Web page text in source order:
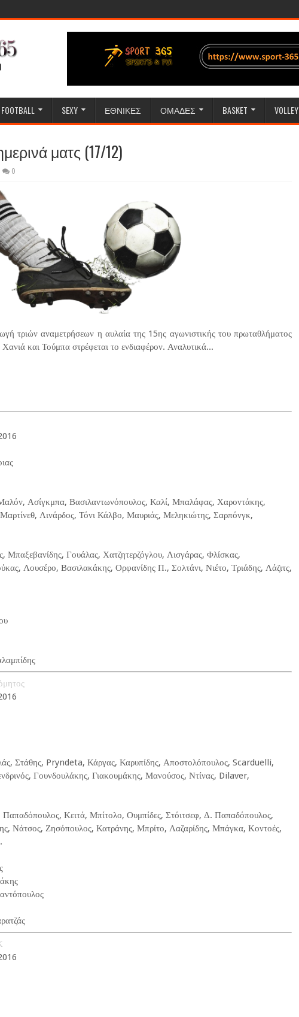
FOOTBALL SEXY ΕΘΝΙΚΕΣ ΟΜΑΔΕΣ BASKET VOLLEY
ματς (17/12)
0
τριών αναμετρήσεων η αυλαία της 15ης αγωνιστικής του πρωταθλήματος
και Τούμπα στρέφεται το ενδιαφέρον. Αναλυτικά...
Ασίγκμπα, Βασιλαντωνόπουλος, Καλί, Μπαλάφας, Χαροντάκης,
Λινάρδος, Τόνι Κάλβο, Μαυριάς, Μεληκιώτης, Σαρπόνγκ,
Μπαξεβανίδης, Γουάλας, Χατζητερζόγλου, Λισγάρας, Φλίσκας,
Λουσέρο, Βασιλακάκης, Ορφανίδης Π., Σολτάνι, Νιέτο, Τριάδης, Λάζιτς,
Στάθης, Pryndeta, Κάργας, Καρυπίδης, Αποστολόπουλος, Scarduelli,
Γουνδουλάκης, Γιακουμάκης, Μανούσος, Ντίνας, Dilaver,
Κειτά, Μπίτολο, Ουμπίδες, Στόιτσεφ, Δ. Παπαδόπουλος,
Νάτσος, Ζησόπουλος, Κατράνης, Μπρίτο, Λαζαρίδης, Μπάγκα, Κοντοές,